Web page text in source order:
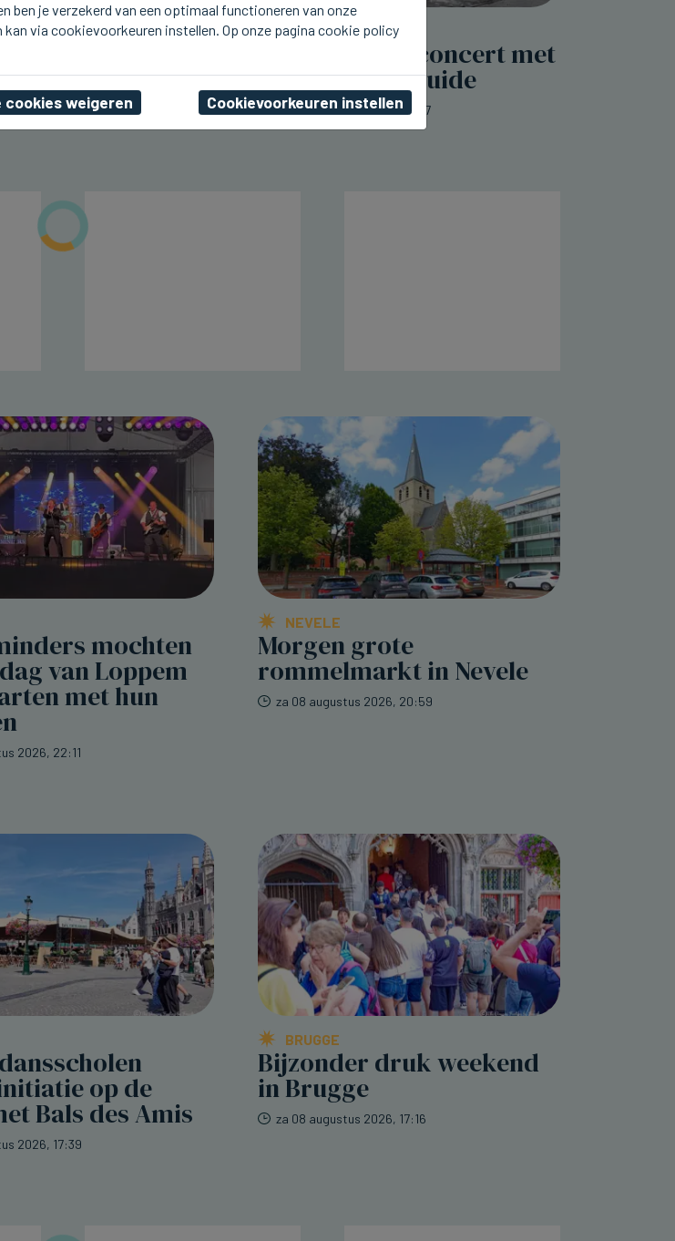
Boekenmarkt en
Damme
2026, 11:11
DIKSMUIDE
Morgen Kioskconcert met
4 Fun in Diksmuide
za 08 augustus 2026, 23:07
mochten
van Loppem
met hun
2026, 22:11
NEVELE
Morgen grote
rommelmarkt in Nevele
za 08 augustus 2026, 20:59
op de
Bals des Amis
2026, 17:39
BRUGGE
Bijzonder druk weekend
in Brugge
za 08 augustus 2026, 17:16
ben je verzekerd van een optimaal functioneren van onze
via cookievoorkeuren instellen. Op onze pagina cookie policy
cookies weigeren Cookievoorkeuren instellen